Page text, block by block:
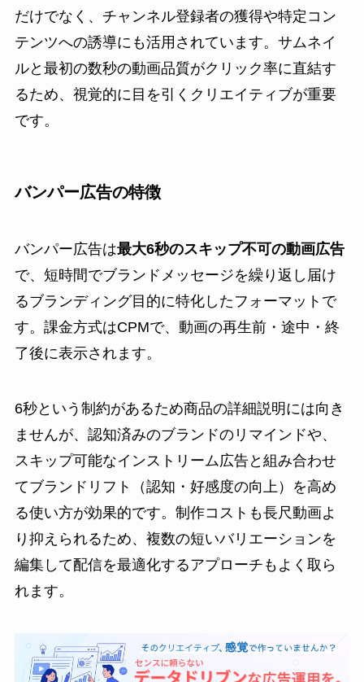
だけでなく、チャンネル登録者の獲得や特定コン
テンツへの誘導にも活用されています。サムネイ
ルと最初の数秒の動画品質がクリック率に直結す
るため、視覚的に目を引くクリエイティブが重要
です。
バンパー広告の特徴
バンパー広告は最大6秒のスキップ不可の動画広告
で、短時間でブランドメッセージを繰り返し届け
るブランディング目的に特化したフォーマットで
す。課金方式はCPMで、動画の再生前・途中・終
了後に表示されます。
6秒という制約があるため商品の詳細説明には向き
ませんが、認知済みのブランドのリマインドや、
スキップ可能なインストリーム広告と組み合わせ
てブランドリフト（認知・好感度の向上）を高め
る使い方が効果的です。制作コストも長尺動画よ
り抑えられるため、複数の短いバリエーションを
編集して配信を最適化するアプローチもよく取ら
れます。